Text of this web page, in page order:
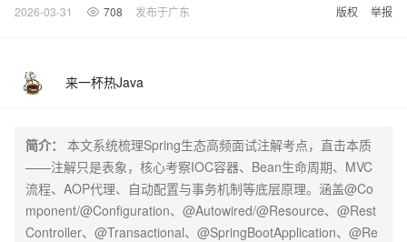
2026-03-31 708 发布于广东 版权 举报
来一杯热Java
简介：
本文系统梳理Spring生态高频面试注解考点，直击本质
——注解只是表象，核心考察IOC容器、Bean生命周期、MVC
流程、AOP代理、自动配置与事务机制等底层原理。涵盖@Co
mponent/@Configuration、@Autowired/@Resource、@Rest
Controller、@Transactional、@SpringBootApplication、@Re